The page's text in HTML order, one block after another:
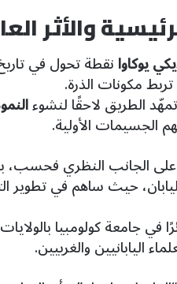
والأثر
يوكاوانقطة تحول في
تربط مكونات الذرة.
الطريق لاحقًا لنشوء
الجسيمات الأولية.
على الجانب النظري
حيث ساهم في تطوير
في جامعة كولومبيا
اليابانيين والغربيين.